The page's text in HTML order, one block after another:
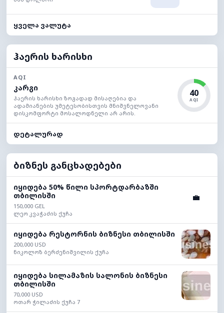
ყველა ვალუტა
ჰაერის ხარისხი
AQI
კარგი
ჰაერის ხარისხი ზოგადად მისაღებია და
ადამიანების უმეტესობისთვის მნიშვნელოვანი
დისკომფორტი მოსალოდნელი არ არის.
40
AQI
დეტალურად
ბიზნეს განცხადებები
იყიდება 50% წილი სპორტდარბაზში
თბილისში
150,000 GEL
ლეო კვაჭაძის ქუჩა
💼
იყიდება რესტორნის ბიზნესი თბილისში
200,000 USD
ნიკოლოზ ბერძენიშვილის ქუჩა
იყიდება სილამაზის სალონის ბიზნესი
თბილისში
70,000 USD
ოთარ ჭილაძის ქუჩა 7